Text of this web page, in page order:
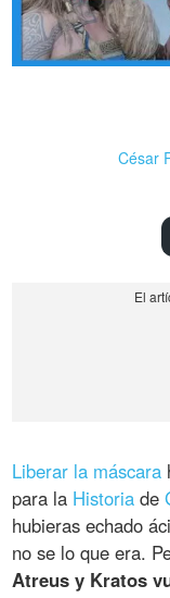
César
Liberar la máscara
para la Historia de
hubieras echado
no se lo que era.
Atreus y Kratos